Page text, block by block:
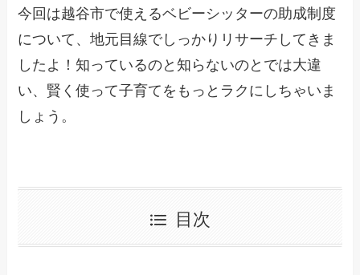
今回は越谷市で使えるベビーシッターの助成制度
について、地元目線でしっかりリサーチしてきま
したよ！知っているのと知らないのとでは大違
い、賢く使って子育てをもっとラクにしちゃいま
しょう。
目次